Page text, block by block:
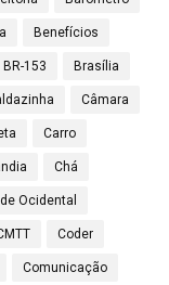
Benefícios
BR-153 Brasília
Câmara
Carro
Chá
Ocidental
Coder
Comunicação